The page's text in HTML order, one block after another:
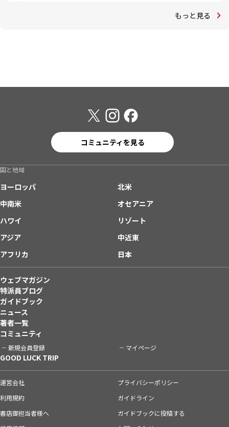
もっと見る
コミュニティを見る
国と地域
ヨーロッパ
北米
中南米
オセアニア
ハワイ
リゾート
アジア
中近東
アフリカ
日本
ウェブマガジン
特派員ブログ
ガイドブック
ニュース
著者一覧
コミュニティ
新規会員登録 マイページ
GOOD LUCK TRIP
運営会社
プライバシーポリシー
利用規約
ガイドライン
書店御担当者様へ
ガイドブックに投稿する